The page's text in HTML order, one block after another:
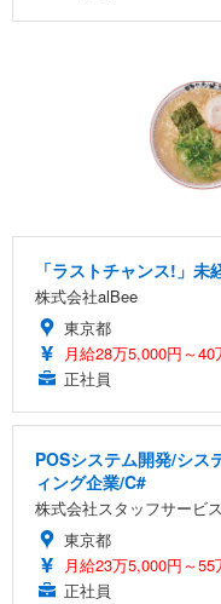
「ラストチャンス!」
株式会社alBee
東京都
月給28万5,000円～40
正社員
POSシステム開発/シス
ィング企業/C#
株式会社スタッフサービス
東京都
月給23万5,000円～55
正社員